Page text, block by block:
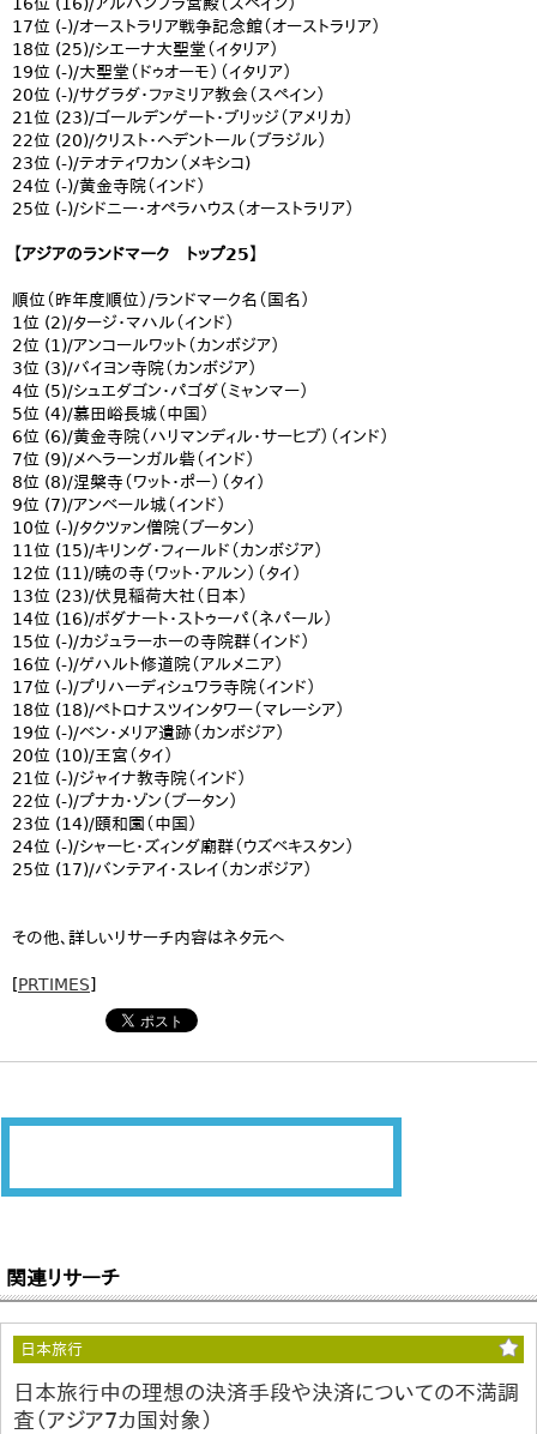
17位 (-)/オーストラリア戦争記念館（オーストラリア）
18位 (25)/シエーナ大聖堂（イタリア）
19位 (-)/大聖堂（ドゥオーモ）（イタリア）
20位 (-)/サグラダ・ファミリア教会（スペイン）
21位 (23)/ゴールデンゲート・ブリッジ（アメリカ）
22位 (20)/クリスト・ヘデントール（ブラジル）
23位 (-)/テオティワカン（メキシコ)
24位 (-)/黄金寺院（インド）
25位 (-)/シドニー・オペラハウス（オーストラリア）
【アジアのランドマーク トップ25】
順位（昨年度順位）/ランドマーク名（国名）
1位 (2)/タージ・マハル（インド）
2位 (1)/アンコールワット（カンボジア）
3位 (3)/バイヨン寺院（カンボジア）
4位 (5)/シュエダゴン・パゴダ（ミャンマー）
5位 (4)/慕田峪長城（中国）
6位 (6)/黄金寺院（ハリマンディル・サーヒブ）（インド）
7位 (9)/メヘラーンガル砦（インド）
8位 (8)/涅槃寺（ワット・ポー）（タイ）
9位 (7)/アンベール城（インド）
10位 (-)/タクツァン僧院（ブータン）
11位 (15)/キリング・フィールド（カンボジア）
12位 (11)/暁の寺（ワット・アルン）（タイ）
13位 (23)/伏見稲荷大社（日本）
14位 (16)/ボダナート・ストゥーパ（ネパール）
15位 (-)/カジュラーホーの寺院群（インド）
16位 (-)/ゲハルト修道院（アルメニア）
17位 (-)/プリハーディシュワラ寺院（インド）
18位 (18)/ペトロナスツインタワー（マレーシア）
19位 (-)/ベン・メリア遺跡（カンボジア）
20位 (10)/王宮（タイ）
21位 (-)/ジャイナ教寺院（インド）
22位 (-)/プナカ・ゾン（ブータン）
23位 (14)/頤和園（中国）
24位 (-)/シャーヒ・ズィンダ廟群（ウズベキスタン）
25位 (17)/バンテアイ・スレイ（カンボジア）
その他、詳しいリサーチ内容はネタ元へ
[PRTIMES]
関連リサーチ
日本旅行
日本旅行中の理想の決済手段や決済についての不満調
査（アジア7カ国対象）